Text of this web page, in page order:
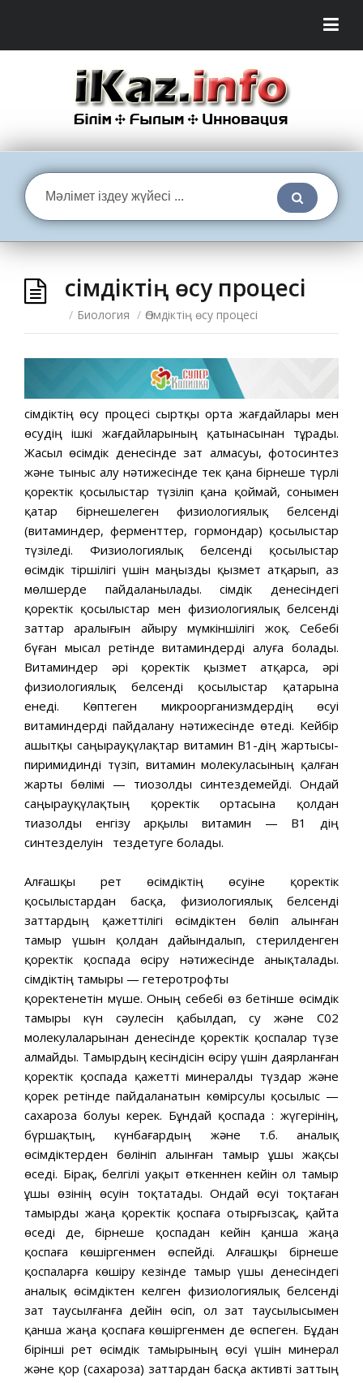
Өсімдіктің өсу процесі
/ Биология / Өсімдіктің өсу процесі
Өсімдіктің өсу процесі сыртқы орта жағдайлары мен
өсудің ішкі жағдайларының қатынасынан тұрады.
Жасыл өсімдік денесінде зат алмасуы, фотосинтез
және тыныс алу нәтижесінде тек қана бірнеше түрлі
қоректік қосылыстар түзіліп қана қоймай, сонымен
қатар бірнешелеген физиологиялық белсенді
(витаминдер, ферменттер, гормондар) қосылыстар
түзіледі. Физиологиялық белсенді қосылыстар
өсімдік тіршілігі үшін маңызды қызмет атқарып, аз
мөлшерде пайдаланылады. Өсімдік денесіндегі
қоректік қосылыстар мен физиологиялық белсенді
заттар аралығын айыру мүмкіншілігі жоқ. Себебі
бүған мысал ретінде витаминдерді алуға болады.
Витаминдер әрі қоректік қызмет атқарса, әрі
физиологиялық белсенді қосылыстар қатарына
енеді. Көптеген микроорганизмдердің өсуі
витаминдерді пайдалану нәтижесінде өтеді. Кейбір
ашытқы саңырауқүлақтар витамин В1-дің жартысы-
пиримидинді түзіп, витамин молекуласының қалған
жарты бөлімі — тиозолды синтездемейді. Ондай
саңырауқүлақтың қоректік ортасына қолдан
тиазолды енгізу арқылы витамин — В1 дің
синтезделуін тездетуге болады.
Алғашқы рет өсімдіктің өсуіне қоректік
қосылыстардан басқа, физиологиялық белсенді
заттардың қажеттілігі өсімдіктен бөліп алынған
тамыр үшын қолдан дайындалып, стерилденген
қоректік қоспада өсіру нәтижесінде анықталады.
Өсімдіктің тамыры — гетеротрофты
қоректенетін мүше. Оның себебі өз бетінше өсімдік
тамыры күн сәулесін қабылдап, су және С02
молекулаларынан денесінде қоректік қоспалар түзе
алмайды. Тамырдың кесіндісін өсіру үшін даярланған
қоректік қоспада қажетті минералды түздар және
қорек ретінде пайдаланатын көмірсулы қосылыс —
сахароза болуы керек. Бұндай қоспада : жүгерінің,
бүршақтың, күнбағардың және т.б. аналық
өсімдіктерден бөлініп алынған тамыр ұшы жақсы
өседі. Бірақ, белгілі уақыт өткеннен кейін ол тамыр
ұшы өзінің өсуін тоқтатады. Ондай өсуі тоқтаған
тамырды жаңа қоректік қоспаға отырғызсақ, қайта
өседі де, бірнеше қоспадан кейін қанша жаңа
қоспаға көшіргенмен өспейді. Алғашқы бірнеше
қоспаларға көшіру кезінде тамыр үшы денесіндегі
аналық өсімдіктен келген физиологиялық белсенді
зат таусылғанға дейін өсіп, ол зат таусылысымен
қанша жаңа қоспаға көшіргенмен де өспеген. Бұдан
бірінші рет өсімдік тамырының өсуі үшін минерал
және қор (сахароза) заттардан басқа активті заттың